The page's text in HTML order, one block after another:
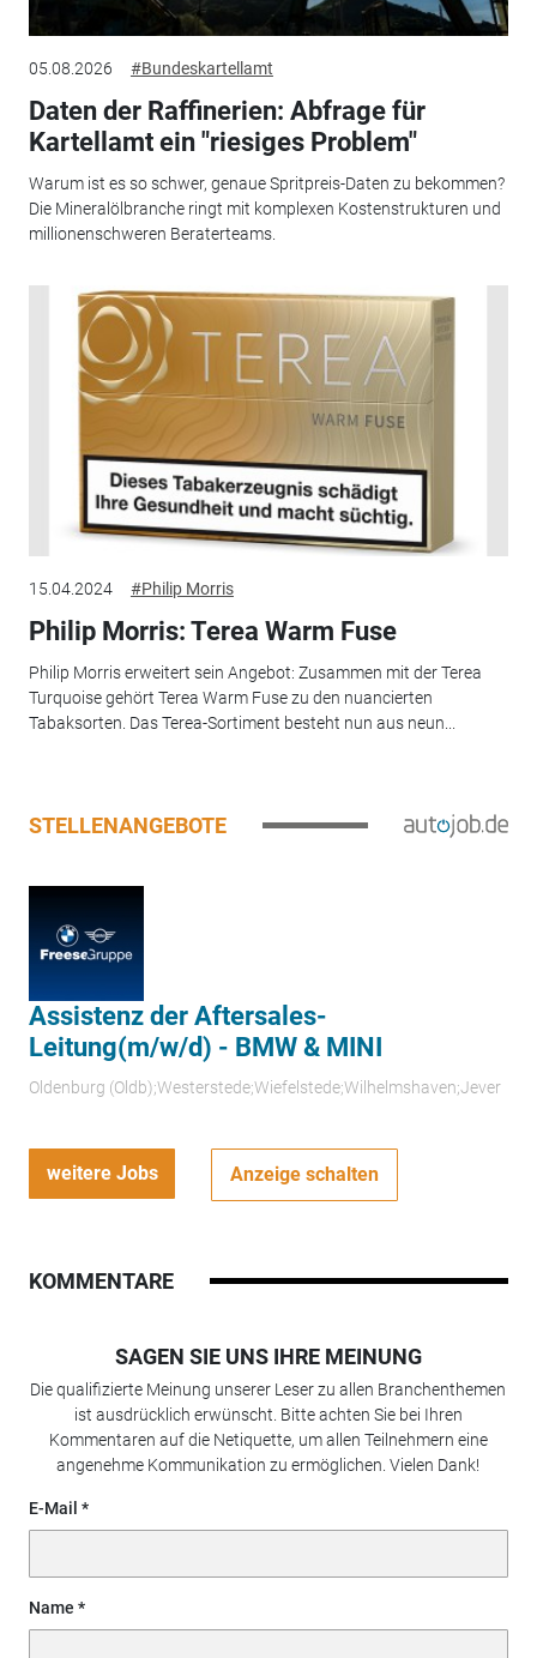
05.08.2026 #Bundeskartellamt
Daten der Raffinerien: Abfrage für
Kartellamt ein "riesiges Problem"
Warum ist es so schwer, genaue Spritpreis-Daten zu bekommen?
Die Mineralölbranche ringt mit komplexen Kostenstrukturen und
millionenschweren Beraterteams.
15.04.2024 #Philip Morris
Philip Morris: Terea Warm Fuse
Philip Morris erweitert sein Angebot: Zusammen mit der Terea
Turquoise gehört Terea Warm Fuse zu den nuancierten
Tabaksorten. Das Terea-Sortiment besteht nun aus neun...
STELLENANGEBOTE
Assistenz der Aftersales-
Leitung(m/w/d) - BMW & MINI
Oldenburg (Oldb);Westerstede;Wiefelstede;Wilhelmshaven;Jever
weitere Jobs Anzeige schalten
KOMMENTARE
SAGEN SIE UNS IHRE MEINUNG
Die qualifizierte Meinung unserer Leser zu allen Branchenthemen
ist ausdrücklich erwünscht. Bitte achten Sie bei Ihren
Kommentaren auf die Netiquette, um allen Teilnehmern eine
angenehme Kommunikation zu ermöglichen. Vielen Dank!
E-Mail
Name